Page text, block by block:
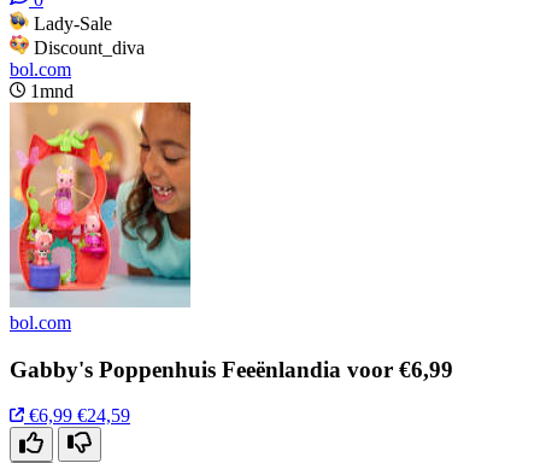
Lady-Sale
Discount_diva
bol.com
1mnd
bol.com
Gabby's Poppenhuis Feeënlandia voor €6,99
€6,99 €24,59